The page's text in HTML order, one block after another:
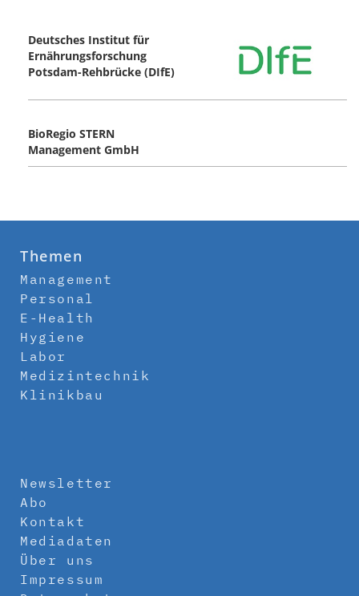
Deutsches Institut für
Ernährungsforschung
Potsdam-Rehbrücke (DIfE)
BioRegio STERN
Management GmbH
Themen
Management
Personal
E-Health
Hygiene
Labor
Medizintechnik
Klinikbau
Newsletter
Abo
Kontakt
Mediadaten
Über uns
Impressum